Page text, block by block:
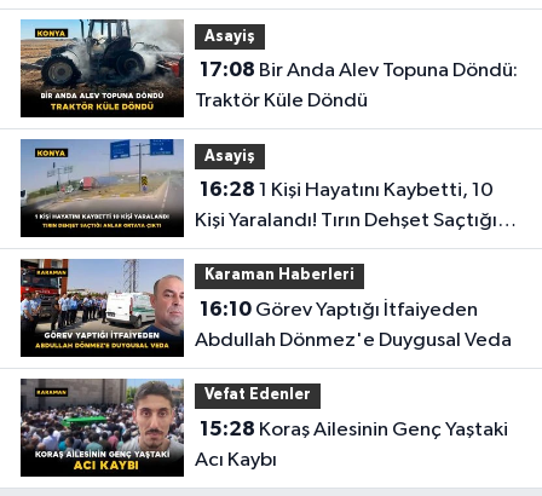
Uğurlandı
Asayiş
17:08
Traktör Küle Döndü
Asayiş
16:28
Kişi Yaralandı! Tırın Dehşet Saçtığı
Anlar Ortaya Çıktı
Karaman Haberleri
16:10Görev Yaptığı İtfaiyeden
Abdullah Dönmez'e Duygusal Veda
Vefat Edenler
15:28
Acı Kaybı